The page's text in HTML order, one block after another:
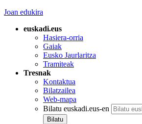
Joan edukira
euskadi.eus
Hasiera-orria
Gaiak
Eusko Jaurlaritza
Tramiteak
Tresnak
Kontaktua
Bilatzailea
Web-mapa
Bilatu euskadi.eus-en